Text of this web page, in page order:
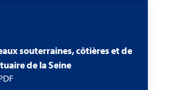
souterraines, côtières et de
de la Seine